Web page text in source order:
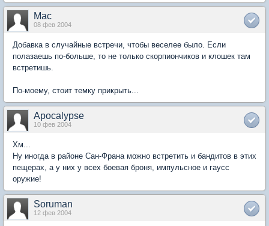
Mac
08 фев 2004
Добавка в случайные встречи, чтобы веселее было. Если
полазаешь по-больше, то не только скорпиончиков и клошек там
встретишь.
По-моему, стоит темку прикрыть...
Apocalypse
10 фев 2004
Хм...
Ну иногда в районе Сан-Франа можно встретить и бандитов в этих
пещерах, а у них у всех боевая броня, импульсное и гаусс
оружие!
Soruman
12 фев 2004